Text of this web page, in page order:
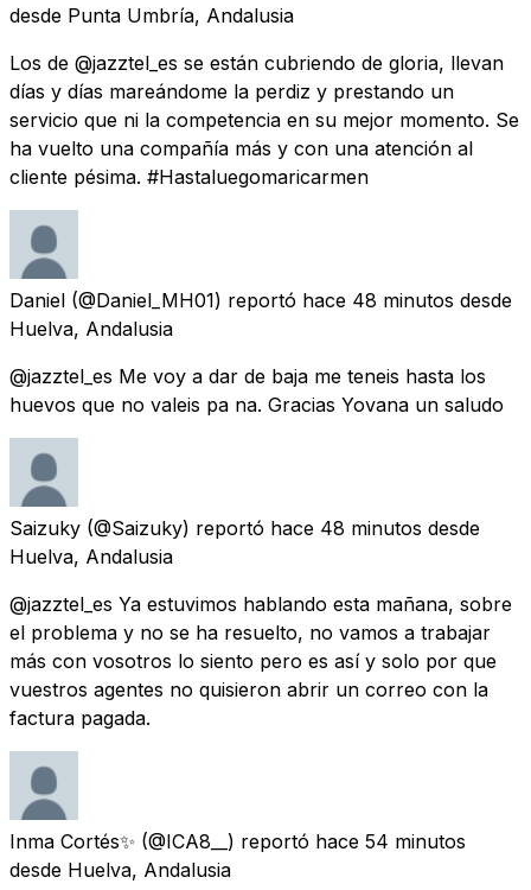
desde Punta Umbría, Andalusia
Los de @jazztel_es se están cubriendo de gloria, llevan
días y días mareándome la perdiz y prestando un
servicio que ni la competencia en su mejor momento. Se
ha vuelto una compañía más y con una atención al
cliente pésima. #Hastaluegomaricarmen
Daniel (@Daniel_MH01) reportó hace 48 minutos desde
Huelva, Andalusia
@jazztel_es Me voy a dar de baja me teneis hasta los
huevos que no valeis pa na. Gracias Yovana un saludo
Saizuky (@Saizuky) reportó hace 48 minutos desde
Huelva, Andalusia
@jazztel_es Ya estuvimos hablando esta mañana, sobre
el problema y no se ha resuelto, no vamos a trabajar
más con vosotros lo siento pero es así y solo por que
vuestros agentes no quisieron abrir un correo con la
factura pagada.
Inma Cortés✨ (@ICA8__) reportó hace 54 minutos
desde Huelva, Andalusia